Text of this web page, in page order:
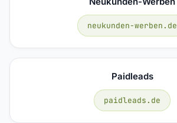
neukunden-werben.de
Paidleads
paidleads.de